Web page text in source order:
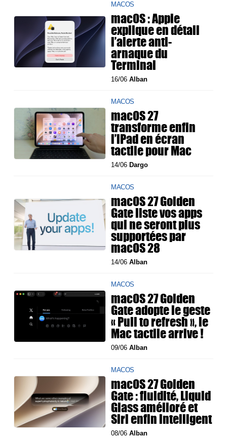
MACOS
macOS : Apple
explique en détail
l’alerte anti-
arnaque du
Terminal
16/06Alban
MACOS
macOS 27
transforme enfin
l’iPad en écran
tactile pour Mac
14/06 Dargo
MACOS
macOS 27 Golden
Gate liste vos apps
qui ne seront plus
supportées par
macOS 28
14/06Alban
MACOS
macOS 27 Golden
Gate adopte le geste
« Pull to refresh », le
Mac tactile arrive !
09/06Alban
MACOS
macOS 27 Golden
Gate : fluidité, Liquid
Glass amélioré et
Siri enfin intelligent
08/06Alban